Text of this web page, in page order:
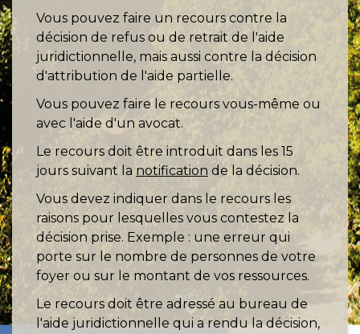
Vous pouvez faire un recours contre la
décision de refus ou de retrait de l'aide
juridictionnelle, mais aussi contre la décision
d'attribution de l'aide partielle.
Vous pouvez faire le recours vous-même ou
avec l'aide d'un avocat.
Le recours doit être introduit dans les 15
jours suivant la notification de la décision.
Vous devez indiquer dans le recours les
raisons pour lesquelles vous contestez la
décision prise. Exemple : une erreur qui
porte sur le nombre de personnes de votre
foyer ou sur le montant de vos ressources.
Le recours doit être adressé au bureau de
l'aide juridictionnelle qui a rendu la décision,